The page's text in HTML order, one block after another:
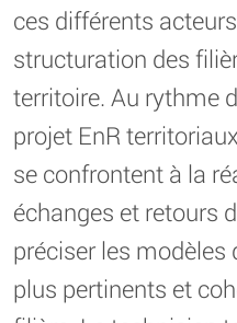
ces différents
structuration des
territoire. Au rythme
projet EnR
se confrontent à la
échanges et retours
préciser les modèles
plus pertinents et